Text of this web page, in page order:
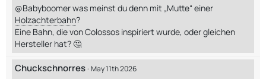
@Babyboomer was meinst du denn mit „Mutte“ einer
Holzachterbahn?
Eine Bahn, die von Colossos inspiriert wurde, oder gleichen
Hersteller hat? 🤔
Chuckschnorres May 11th 2026